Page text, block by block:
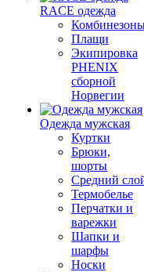
RACE одежда
Плащи
Экипировка
PHENIX
сборной
Норвегии
Одежда мужская
Куртки
Брюки,
шорты
Средний
Термобелье
Перчатки и
варежки
Шапки и
шарфы
Носки